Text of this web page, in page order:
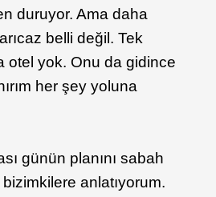
duruyor. Ama daha
belli değil. Tek
otel yok. Onu da gidince
her şey yoluna
günün planını sabah
anlatıyorum.